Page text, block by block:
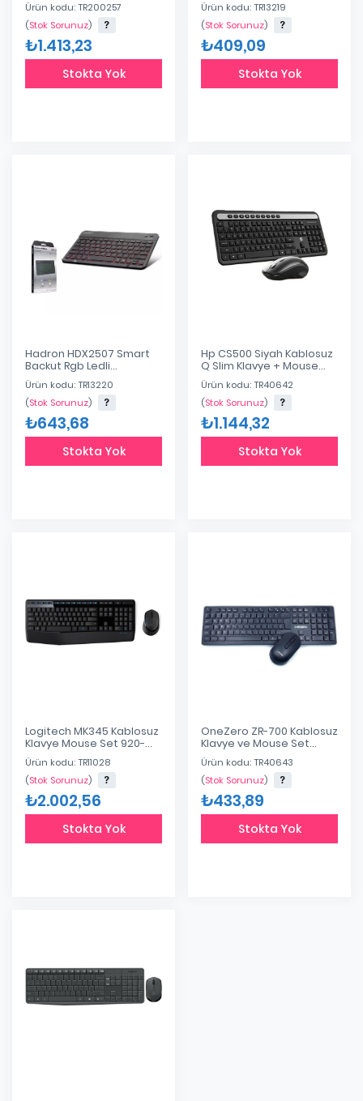
Ürün kodu: TR200257
(Stok Sorunuz)
₺1.413,23
Stokta Yok
Ürün kodu: TR13219
(Stok Sorunuz)
₺409,09
Stokta Yok
Hadron HDX2507 Smart
Backut Rgb Ledli
Bluetooth Q Klavye
Ürün kodu: TR13220
(Stok Sorunuz)
₺643,68
Stokta Yok
Hp CS500 Siyah Kablosuz
Q Slim Klavye + Mouse
Set
Ürün kodu: TR40642
(Stok Sorunuz)
₺1.144,32
Stokta Yok
Logitech MK345 Kablosuz
Klavye Mouse Set 920-
006514
Ürün kodu: TR11028
(Stok Sorunuz)
₺2.002,56
Stokta Yok
OneZero ZR-700 Kablosuz
Klavye ve Mouse Set
Siyah
Ürün kodu: TR40643
(Stok Sorunuz)
₺433,89
Stokta Yok